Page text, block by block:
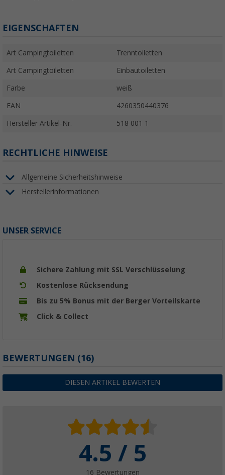
EIGENSCHAFTEN
Art Campingtoiletten Trenntoiletten
Art Campingtoiletten Einbautoiletten
Farbe weiß
EAN 4260350440376
Hersteller Artikel-Nr. 518 001 1
RECHTLICHE HINWEISE
Allgemeine Sicherheitshinweise
Herstellerinformationen
UNSER SERVICE
Sichere Zahlung mit SSL Verschlüsselung
Kostenlose Rücksendung
Bis zu 5% Bonus mit der Berger Vorteilskarte
Click & Collect
BEWERTUNGEN (16)
DIESEN ARTIKEL BEWERTEN
4.5 / 5
16 Bewertungen